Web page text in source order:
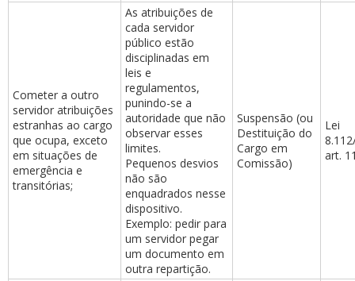
Cometer a outro
servidor atribuições
estranhas ao cargo
que ocupa, exceto
em situações de
emergência e
transitórias;
As atribuições de
cada servidor
público estão
disciplinadas em
leis e
regulamentos,
punindo-se a
autoridade que não
observar esses
limites.
Pequenos desvios
não são
enquadrados nesse
dispositivo.
Exemplo: pedir para
um servidor pegar
um documento em
outra repartição.
Suspensão (ou
Destituição do
Cargo em
Comissão)
Lei
art.